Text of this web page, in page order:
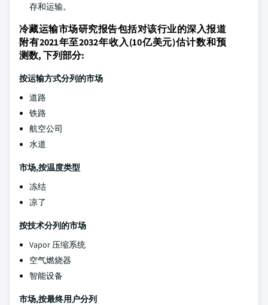
存和运输。
冷藏运输市场研究报告包括对该行业的深入报道
附有2021年至2032年收入(10亿美元)估计数和预
测数, 下列部分:
按运输方式分列的市场
道路
铁路
航空公司
水道
市场,按温度类型
冻结
凉了
按技术分列的市场
Vapor 压缩系统
空气燃烧器
智能设备
市场,按最终用户分列